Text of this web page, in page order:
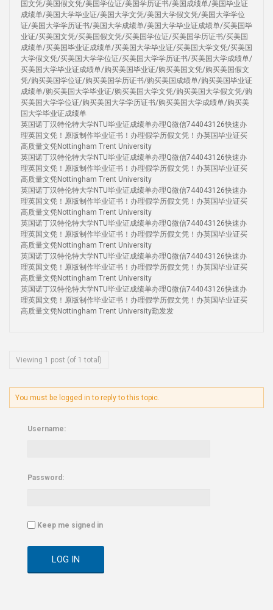
国文凭/美国假文凭/美国学位证/美国学历证书/美国成绩单/美国毕业证
成绩单/美国大学毕业证/美国大学文凭/美国大学假文凭/美国大学学位
证/美国大学学历证书/美国大学成绩单/美国大学毕业证成绩单/买美国毕
业证/买美国文凭/买美国假文凭/买美国学位证/买美国学历证书/买美国
成绩单/买美国毕业证成绩单/买美国大学毕业证/买美国大学文凭/买美国
大学假文凭/买美国大学学位证/买美国大学学历证书/买美国大学成绩单/
买美国大学毕业证成绩单/购买美国毕业证/购买美国文凭/购买美国假文
凭/购买美国学位证/购买美国学历证书/购买美国成绩单/购买美国毕业证
成绩单/购买美国大学毕业证/购买美国大学文凭/购买美国大学假文凭/购
买美国大学学位证/购买美国大学学历证书/购买美国大学成绩单/购买美
国大学毕业证成绩单
英国诺丁汉特伦特大学NTU毕业证成绩单办理Q微信744043126快速办
理英国文凭！原版制作毕业证书！办理假学历假文凭！办英国毕业证买
高质量文凭Nottingham Trent University
英国诺丁汉特伦特大学NTU毕业证成绩单办理Q微信744043126快速办
理英国文凭！原版制作毕业证书！办理假学历假文凭！办英国毕业证买
高质量文凭Nottingham Trent University
英国诺丁汉特伦特大学NTU毕业证成绩单办理Q微信744043126快速办
理英国文凭！原版制作毕业证书！办理假学历假文凭！办英国毕业证买
高质量文凭Nottingham Trent University
英国诺丁汉特伦特大学NTU毕业证成绩单办理Q微信744043126快速办
理英国文凭！原版制作毕业证书！办理假学历假文凭！办英国毕业证买
高质量文凭Nottingham Trent University
英国诺丁汉特伦特大学NTU毕业证成绩单办理Q微信744043126快速办
理英国文凭！原版制作毕业证书！办理假学历假文凭！办英国毕业证买
高质量文凭Nottingham Trent University
英国诺丁汉特伦特大学NTU毕业证成绩单办理Q微信744043126快速办
理英国文凭！原版制作毕业证书！办理假学历假文凭！办英国毕业证买
高质量文凭Nottingham Trent University勤发发
Viewing 1 post (of 1 total)
You must be logged in to reply to this topic.
Username:
Password:
Keep me signed in
LOG IN